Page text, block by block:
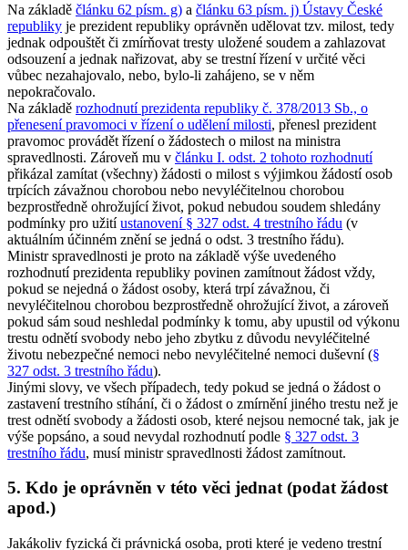
Na základě článku 62 písm. g) a článku 63 písm. j) Ústavy České
republiky je prezident republiky oprávněn udělovat tzv. milost, tedy
jednak odpouštět či zmírňovat tresty uložené soudem a zahlazovat
odsouzení a jednak nařizovat, aby se trestní řízení v určité věci
vůbec nezahajovalo, nebo, bylo-li zahájeno, se v něm
nepokračovalo.
Na základě rozhodnutí prezidenta republiky č. 378/2013 Sb., o
přenesení pravomoci v řízení o udělení milosti, přenesl prezident
pravomoc provádět řízení o žádostech o milost na ministra
spravedlnosti. Zároveň mu v článku I. odst. 2 tohoto rozhodnutí
přikázal zamítat (všechny) žádosti o milost s výjimkou žádostí osob
trpících závažnou chorobou nebo nevyléčitelnou chorobou
bezprostředně ohrožující život, pokud nebudou soudem shledány
podmínky pro užitíustanovení § 327 odst. 4 trestního řádu (v
aktuálním účinném znění se jedná o odst. 3 trestního řádu).
Ministr spravedlnosti je proto na základě výše uvedeného
rozhodnutí prezidenta republiky povinen zamítnout žádost vždy,
pokud se nejedná o žádost osoby, která trpí závažnou, či
nevyléčitelnou chorobou bezprostředně ohrožující život, a zároveň
pokud sám soud neshledal podmínky k tomu, aby upustil od výkonu
trestu odnětí svobody nebo jeho zbytku z důvodu nevyléčitelné
životu nebezpečné nemoci nebo nevyléčitelné nemoci duševní (§
327 odst. 3 trestního řádu).
Jinými slovy, ve všech případech, tedy pokud se jedná o žádost o
zastavení trestního stíhání, či o žádost o zmírnění jiného trestu než je
trest odnětí svobody a žádosti osob, které nejsou nemocné tak, jak je
výše popsáno, a soud nevydal rozhodnutí podle § 327 odst. 3
trestního řádu, musí ministr spravedlnosti žádost zamítnout.
5. Kdo je oprávněn v této věci jednat (podat žádost
apod.)
Jakákoliv fyzická či právnická osoba, proti které je vedeno trestní